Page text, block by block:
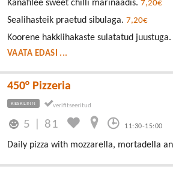
Kanafilee sweet chilli marinaadis. 7,20€
Sealihasteik praetud sibulaga. 7,20€
Koorene hakklihakaste sulatatud juustuga.
VAATA EDASI ...
450° Pizzeria
KESKLINN
5 81 11:30-15:00
Daily pizza with mozzarella, mortadella